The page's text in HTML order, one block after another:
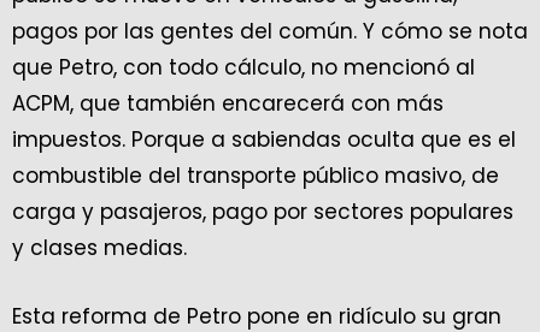
pagos por las gentes del común. Y cómo se nota
que Petro, con todo cálculo, no mencionó al
ACPM, que también encarecerá con más
impuestos. Porque a sabiendas oculta que es el
combustible del transporte público masivo, de
carga y pasajeros, pago por sectores populares
y clases medias.
Esta reforma de Petro pone en ridículo su gran